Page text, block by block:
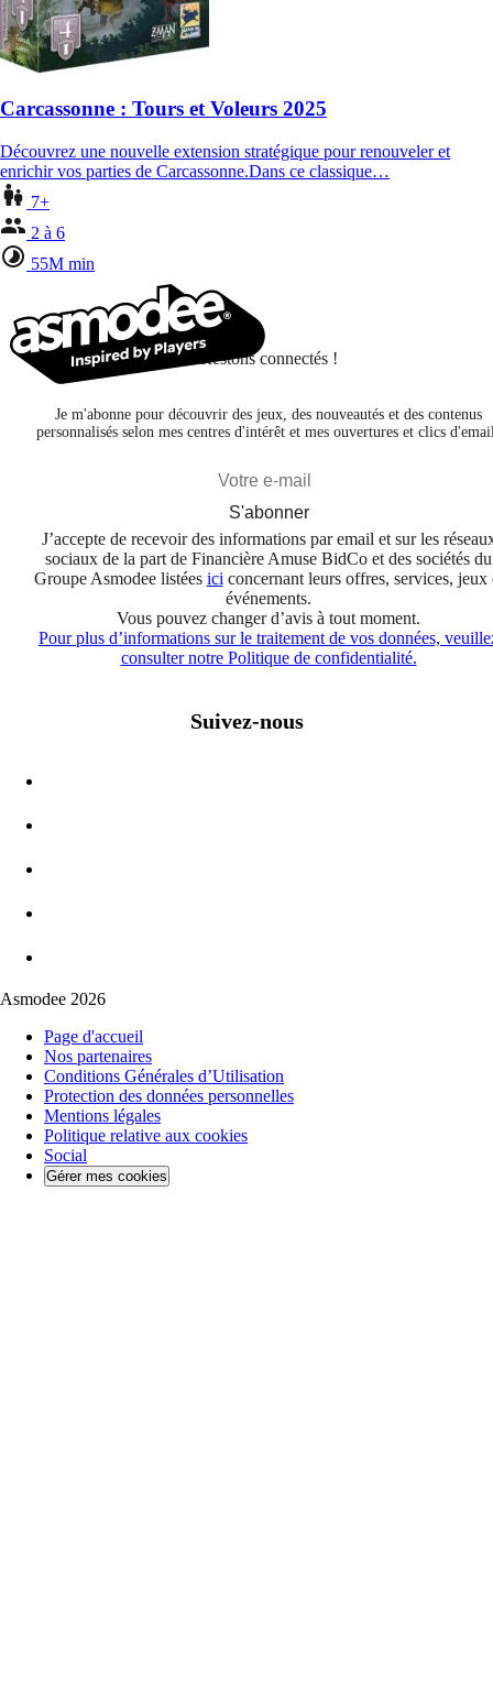
Carcassonne : Tours et Voleurs 2025
Découvrez une nouvelle extension stratégique pour renouveler et
enrichir vos parties de Carcassonne.Dans ce classique…
7+
2 à 6
55M min
Restons connectés !
Je m'abonne pour découvrir des jeux, des nouveautés et des contenus
personnalisés selon mes centres d'intérêt et mes ouvertures et clics
S'abonner
J’accepte de recevoir des informations par email et sur les
sociaux de la part de Financière Amuse BidCo et des sociétés du
Groupe Asmodee listées ici concernant leurs offres, services, jeux
événements.
Vous pouvez changer d’avis à tout moment.
Pour plus d’informations sur le traitement de vos données,
consulter notre Politique de confidentialité.
Suivez-nous
Asmodee 2026
Page d'accueil
Nos partenaires
Conditions Générales d’Utilisation
Protection des données personnelles
Mentions légales
Politique relative aux cookies
Social
Gérer mes cookies